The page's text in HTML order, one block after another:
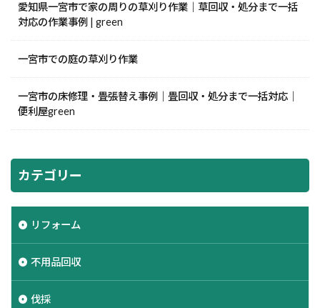
愛知県一宮市で家の周りの草刈り作業｜草回収・処分まで一括
対応の作業事例 | green
一宮市での庭の草刈り作業
一宮市の床修理・畳張替え事例｜畳回収・処分まで一括対応｜
便利屋green
カテゴリー
リフォーム
不用品回収
伐採